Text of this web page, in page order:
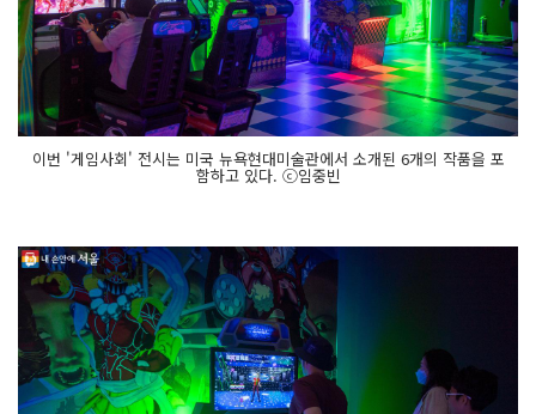
이번 '게임사회' 전시는 미국 뉴욕현대미술관에서 소개된 6개의 작품을 포
함하고 있다. ⓒ임중빈